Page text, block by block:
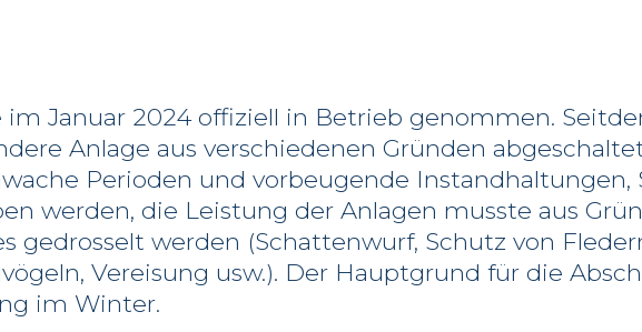
im Januar 2024 offiziell in Betrieb genommen.
Anlage aus verschiedenen Gründen
Perioden und vorbeugende Instandhaltungen,
werden, die Leistung der Anlagen musste aus
gedrosselt werden (Schattenwurf, Schutz von
Vereisung usw.). Der Hauptgrund für die
im Winter.